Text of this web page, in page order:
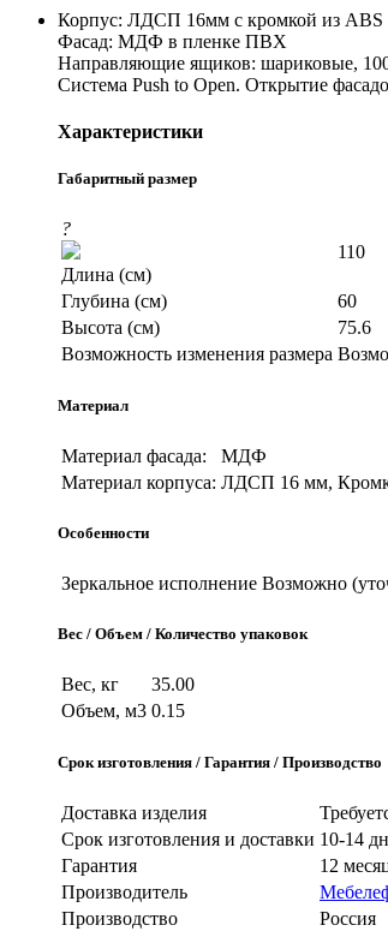
Корпус: ЛДСП 16мм с кромкой из ABS
Фасад: МДФ в пленке ПВХ
Направляющие ящиков: шариковые,
Система Push to Open. Открытие
Характеристики
Габаритный размер
?
Длина (см)
110
Глубина (см)
60
Высота (см)
75.6
Возможность изменения размера
Материал
Материал фасада:
МДФ
Материал корпуса: ЛДСП 16 мм,
Особенности
Зеркальное исполнение Возможно
Вес / Объем / Количество упаковок
Вес, кг
35.00
Объем, м3 0.15
Срок изготовления / Гарантия / Производство
Доставка изделия
Срок изготовления и доставки 10-14
Гарантия
12
Производитель
Производство
Россия